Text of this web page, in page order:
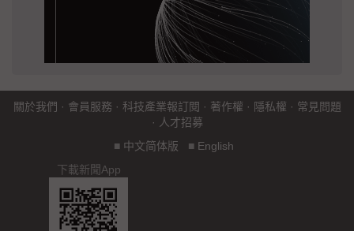
關於我們 · 會員服務 · 科技產業報訂閱 · 著作權 · 隱私權 · 常見問題
· 人才招募
■ 中文简体版 ■ English
下載新聞App